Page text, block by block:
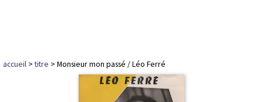
accueil >titre > Monsieur mon passé / Léo Ferré